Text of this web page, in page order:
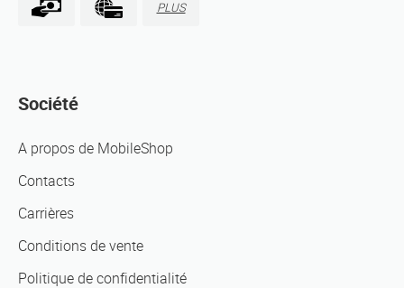
PLUS
Société
A propos de MobileShop
Contacts
Carrières
Conditions de vente
Politique de confidentialité